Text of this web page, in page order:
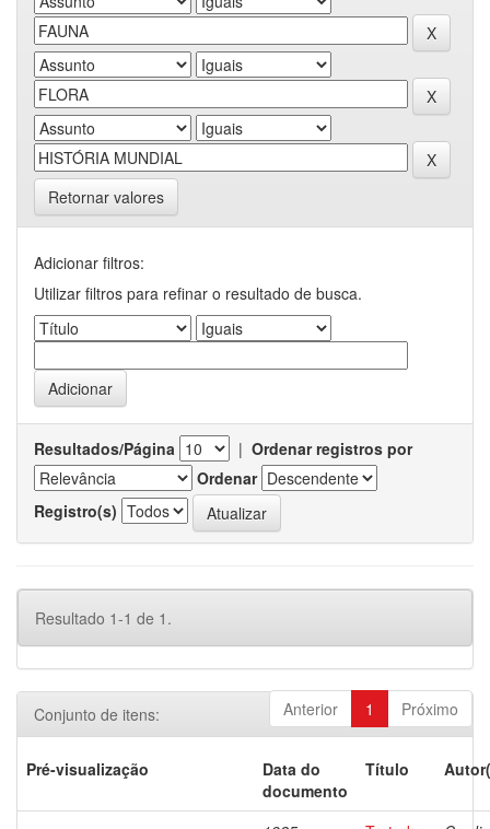
Retornar valores
Adicionar filtros:
Utilizar filtros para refinar o resultado de busca.
Resultados/Página | Ordenar registros por
Ordenar
Registro(s)
Resultado 1-1 de 1.
Anterior 1 Próximo
Conjunto de itens:
Pré-visualização
Data do
documento
Título